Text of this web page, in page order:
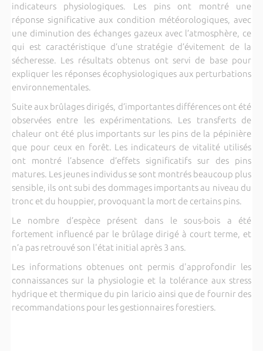
indicateurs physiologiques. Les pins ont montré une
réponse significative aux condition météorologiques, avec
une diminution des échanges gazeux avec l’atmosphère, ce
qui est caractéristique d’une stratégie d’évitement de la
sécheresse. Les résultats obtenus ont servi de base pour
expliquer les réponses écophysiologiques aux perturbations
environnementales.
Suite aux brûlages dirigés, d’importantes différences ont été
observées entre les expérimentations. Les transferts de
chaleur ont été plus importants sur les pins de la pépinière
que pour ceux en forêt. Les indicateurs de vitalité utilisés
ont montré l’absence d’effets significatifs sur des pins
matures. Les jeunes individus se sont montrés beaucoup plus
sensible, ils ont subi des dommages importants au niveau du
tronc et du houppier, provoquant la mort de certains pins.
Le nombre d’espèce présent dans le sous-bois a été
fortement influencé par le brûlage dirigé à court terme, et
n’a pas retrouvé son l'état initial après 3 ans.
Les informations obtenues ont permis d'approfondir les
connaissances sur la physiologie et la tolérance aux stress
hydrique et thermique du pin laricio ainsi que de fournir des
recommandations pour les gestionnaires forestiers.